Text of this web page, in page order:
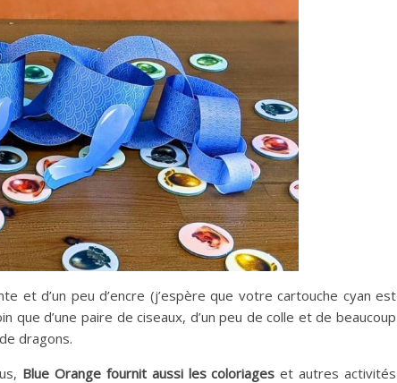
et d’un peu d’encre (j’espère que votre cartouche cyan est
que d’une paire de ciseaux, d’un peu de colle et de beaucoup
dragons.
Blue Orange fournit aussi les coloriages et autres activités